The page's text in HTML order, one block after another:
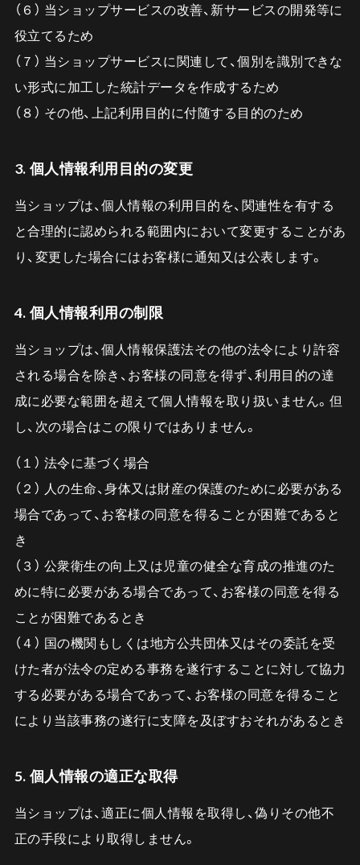
（６） 当ショップサービスの改善、新サービスの開発等に
役立てるため
（７） 当ショップサービスに関連して、個別を識別できな
い形式に加工した統計データを作成するため
（８） その他、上記利用目的に付随する目的のため
3. 個人情報利用目的の変更
当ショップは、個人情報の利用目的を、関連性を有する
と合理的に認められる範囲内において変更することがあ
り、変更した場合にはお客様に通知又は公表します。
4. 個人情報利用の制限
当ショップは、個人情報保護法その他の法令により許容
される場合を除き、お客様の同意を得ず、利用目的の達
成に必要な範囲を超えて個人情報を取り扱いません。但
し、次の場合はこの限りではありません。
（１） 法令に基づく場合
（２） 人の生命、身体又は財産の保護のために必要がある
場合であって、お客様の同意を得ることが困難であると
き
（３） 公衆衛生の向上又は児童の健全な育成の推進のた
めに特に必要がある場合であって、お客様の同意を得る
ことが困難であるとき
（４） 国の機関もしくは地方公共団体又はその委託を受
けた者が法令の定める事務を遂行することに対して協力
する必要がある場合であって、お客様の同意を得ること
により当該事務の遂行に支障を及ぼすおそれがあるとき
5. 個人情報の適正な取得
当ショップは、適正に個人情報を取得し、偽りその他不
正の手段により取得しません。